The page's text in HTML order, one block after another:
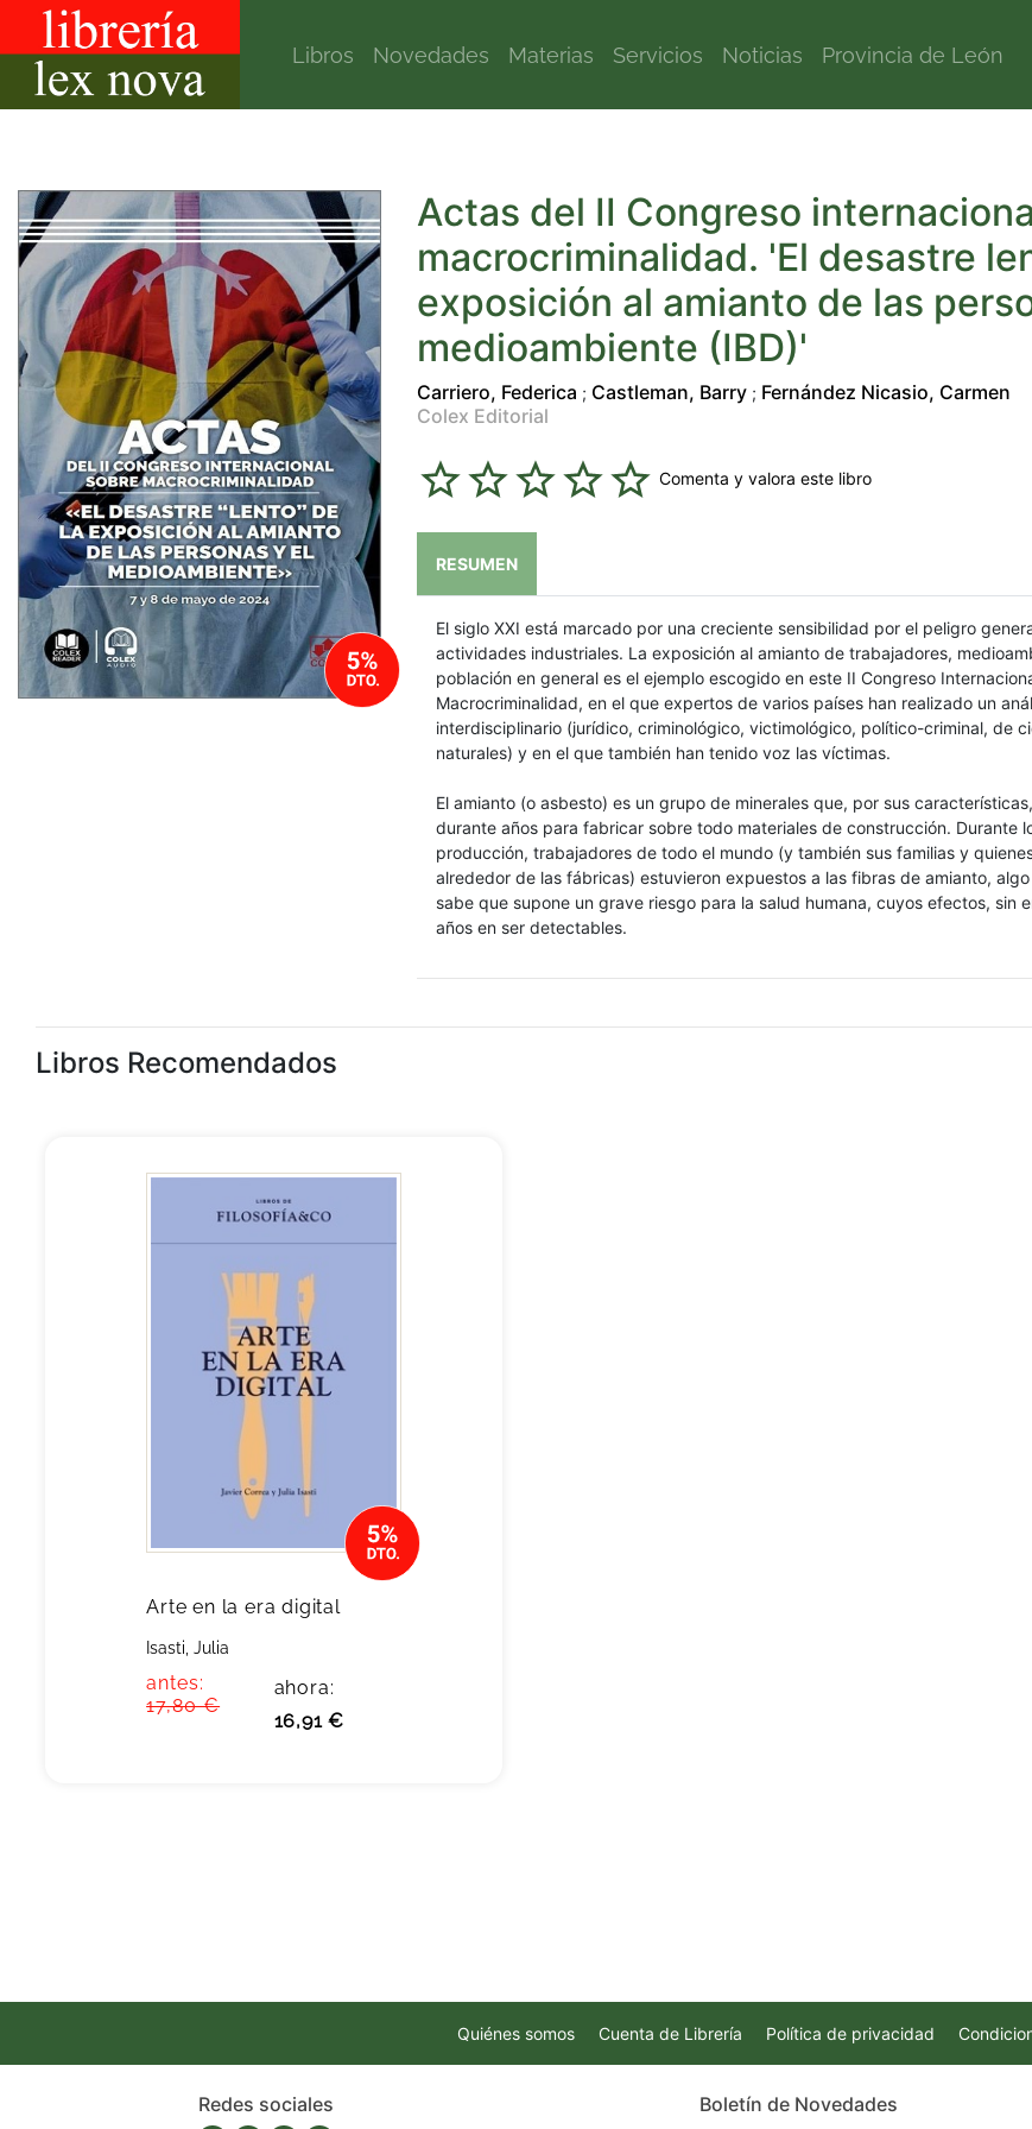
Libros Novedades Materias Servicios Noticias Provincia de León
Actas del II Congreso
macrocriminalidad. 'El desastre
exposición al amianto de las
medioambiente (IBD)'
Carriero, Federica ; Castleman, Barry ; Fernández Nicasio, Carmen
Colex Editorial
Comenta y valora este libro
RESUMEN
El siglo XXI está marcado por una creciente sensibilidad por el peligro
actividades industriales. La exposición al amianto de trabajadores,
población en general es el ejemplo escogido en este II Congreso
Macrocriminalidad, en el que expertos de varios países han realizado un
interdisciplinario (jurídico, criminológico, victimológico, político-criminal, de
naturales) y en el que también han tenido voz las víctimas.
El amianto (o asbesto) es un grupo de minerales que, por sus
durante años para fabricar sobre todo materiales de construcción. Durante
producción, trabajadores de todo el mundo (y también sus familias y
alrededor de las fábricas) estuvieron expuestos a las fibras de amianto,
sabe que supone un grave riesgo para la salud humana, cuyos efectos, sin
años en ser detectables.
Libros Recomendados
Arte en la era digital
Isasti, Julia
antes:
17,80 €
ahora:
16,91 €
Quiénes somos Cuenta de Librería Política de privacidad
Redes sociales Boletín de Novedades